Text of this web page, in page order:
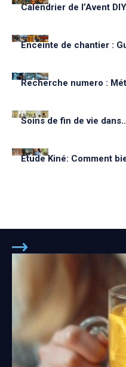
Calendrier de l’Avent
Enceinte de chantier :
Recherche numero :
Soins de fin de vie
Étude Kiné: Comment